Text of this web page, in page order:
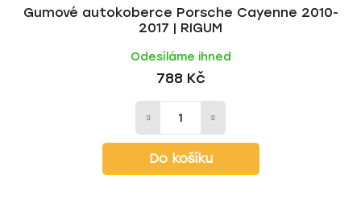
Gumové autokoberce Porsche Cayenne 2010-
2017 | RIGUM
Odesíláme ihned
788 Kč
Do košíku